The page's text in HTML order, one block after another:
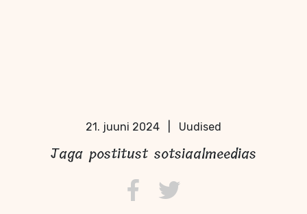
21. juuni 2024 Uudised
Jaga postitust sotsiaalmeedias